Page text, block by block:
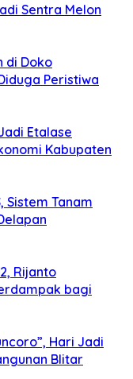
Sentra Melon
di Doko
Peristiwa
Etalase
Kabupaten
Sistem Tanam
Rijanto
bagi
Hari Jadi
Blitar